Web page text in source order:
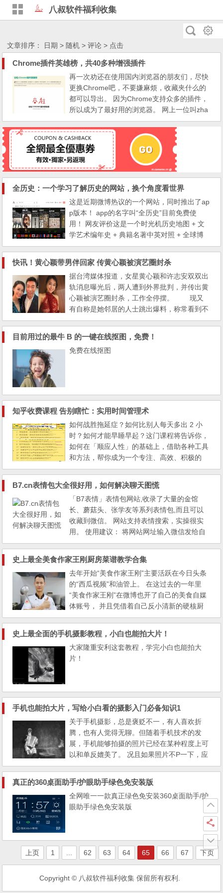
八叔软件福利收集
文章排序： 日期 > 随机 > 评论 > 点击
Chrome插件英雄榜，共40多种增强插件
再一次劝还在使用国内浏览器的朋友们，尽快
更换Chrome吧，不要嫌麻烦，收藏夹什么的
都可以导出。 因为Chrome支持众多的插件，
所以成为了最好用的浏览器。 网上一位叫zha
oolee的网友，总结了四十多种常用的Chrome
插件，取名叫谷粒，还在陆续更新， 我看了
其中有不少我也在使用，比如油猴脚本、新浪
图床等等。 筛选安装一些自己用得到的插
件，会使你的效率大增。 除此之外，还提供
全历史：一个学习了解历史的网站，换个角度看世界
这是近期微博热议的一个网站，同时推出了ap
p版本！ app的名字叫“全历史”目前免费使
用！ 网友评价这是一个时光机历史地图 + 文
学艺术编年史 + 典籍名著中英对照 + 全球博
物馆在线阅览。 作为还在上学的学生可以利
用app更好的学习了解各国历史！ 作为历史文
艺爱好者可以利用app查询观看自己想要了解
的历史！ 引用典籍部分还有影印版，更加靠
谱！ 大部分内容可以在线阅读，逐段翻译，
注解...
快讯！黄心颖带男伴回家 传黄心颖被演艺圈封杀
据台湾媒体报道，女星黄心颖和许志安双双出
轨消息曝光后，两人遭到外界批判，并传出黄
心颖被演艺圈封杀，工作全停摆。 现又
有自称是她邻居的人士跳出爆料，称常看到不
同的圈内人造访她家，其中一位是乐团吉他
手，另一个则是电台DJ。 据港媒报道，
该邻居表示曾看过黄心颖分别和一名男吉他
手，以及一名男DJ回家，与男DJ还会十指紧
目前用过的最牛 B 的一键在线抠图，免费！
免费在线抠图
知乎收费课程 告别瞎忙：实用时间管理术
如何战胜拖延症？如何比别人每天多出 2 小
时？如何才能早睡早起？这门课程将告诉你，
如何在「顺应人性」的基础上，借助各种工具
和方法，帮你成为一个专注、高效、积极的
人。本课程里，你将学到 12 套自我管理方
案、32 个小工具。不要怕多认为用不上，多
试试，哪怕只用上其中几套方案， 都能让你
的一天高效有活力！课程链接https://www.zhi
hu.com/remix/albums/10213463356556369
92链接：https://pan.baidu...
B7.cn表情包大全很好用，如何解决聊天图慌
「B7表情」表情包网站,收录了大量的金馆
长、蘑菇头、张学友等系列表情包,而且可以
收藏到微信。 网站支持表情搜索，实操很实
用。 使用建议： 将网站网址输入微信发给自
己或文件传输，发出后的网址用微信收藏，使
用的时候点开收藏随时搜索，GIF图或表情图
直接发给好友或自己，比微信原版的表情管理
更加：奔放/ 贴切/ 丰富! 「B7表情」有三大模
块： 1.表情广场：我们拥有来自各个年纪,不
同领...
史上最全美食作家王刚厨房菜谱教学合集
去年开始“美食作家王刚”主要活跃在今日头条
的“西瓜视频”和油管上。 在这过去的一年里
“美食作家王刚”在微博也开了自己的美食自媒
体账号， 并且凭借着自己反小清新的硬核厨
房教学视频走红，“宽油劝退”、“不想吃辣的同
学可以不加”，等一些经典语句让大家耳熟能
详，同时实用的美食教学让不少人受益匪浅。
如今一年多过去了，“美食作家王刚”也发布了
不少美食教学视频！ 王刚自己整理了自己发
史上最全面的手机摄影教程，小白也能拍大片！
大家隆重安利这套教程，学完小白也能拍大
片！
手机也能拍大片，写给小白看的摄影入门必备知识1
关于手机摄影，总是褒贬不一，有人喜欢折
腾，也有人觉得无聊。但随着手机技术的发
展，手机能够拍摄的照片已经在某种程度上可
以和单反媲美了。 况且如果照片不P一下，应
该都不好意思分享出去吧。 那么手机摄影究
竟能够达到什么程度？我们先来看一组照片。
（图片来自IPPA 2015获奖作品，IPPA是以iPh
one所拍出的摄影照片而成立的奖项，比赛受
到广泛关注，作品质量很高。） Micha...
真正的360桌面助手/护眼助手绿色免安装版
全网唯一一款真正绿色免安装360桌面助手/护
眼助手绿色免安装版
上页 1 ... 62 63 64 65 66 67 下页
Copyright © 八叔软件福利收集 保留所有权利.